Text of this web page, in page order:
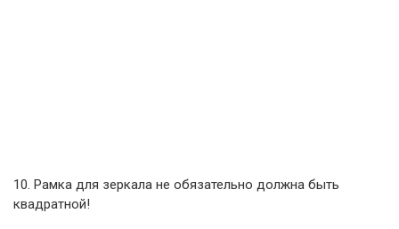
10. Рамка для зеркала не обязательно должна быть
квадратной!